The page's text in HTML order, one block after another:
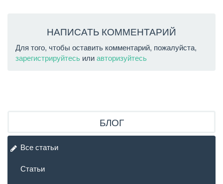
НАПИСАТЬ КОММЕНТАРИЙ
Для того, чтобы оставить комментарий, пожалуйста,
зарегистрируйтесь илиавторизуйтесь
БЛОГ
Все статьи
Статьи